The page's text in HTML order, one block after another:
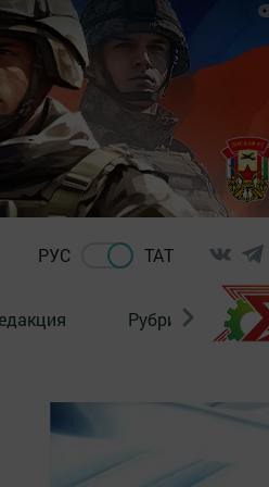
РУС ТАТ
Рубрикалар